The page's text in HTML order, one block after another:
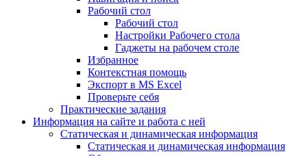
Рабочий стол
Рабочий стол
Настройки Рабочего стола
Гаджеты на рабочем столе
Избранное
Контекстная помощь
Экспорт в MS Excel
Проверьте себя
Практические задания
Информация на сайте и работа с ней
Статическая и динамическая информация
Статическая и динамическая информация